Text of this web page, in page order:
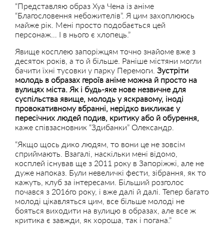
“Представляю образ Хуа Чена із аніме
“Благословення небожителів”. Я цим захоплююсь
майже рік. Мені просто подобається цей
персонаж… І в нього є хлопець.”
Явище косплею запоріжцям точно знайоме вже з
десяток років, а то й більше. Раніше містяни могли
бачити їхні тусовки у парку Перемоги. Зустріти
молодь в образах героїв аніме можна й просто на
вулицях міста. Як і будь-яке нове незвичне для
суспільства явище, молодь у яскравому, іноді
провокативному вбранні, нерідко викликає у
пересічних людей подив, критику або й обурення,
каже співзасновник “Здибанки” Олександр.
“Якщо щось дико людям, то вони це не зовсім
сприймають. Взагалі, наскільки мені відомо,
косплей існував ще з 2011 року в Запоріжжі, але не
дуже напоказ. Були невеличкі фести, зібрання, як то
кажуть, клуб за інтересами. Більший розголос
почався з 2016го року, і вже далі й далі. Тепер багато
молоді цікавляться цим, все більше молоді не
бояться виходити на вулицю в образах, але все ж
критика є завжди, як хороша, так і погана.”